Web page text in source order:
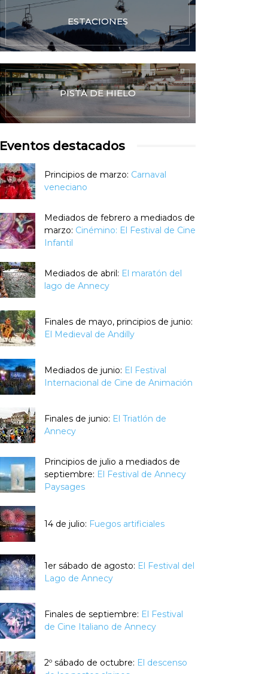
ESTACIONES
PISTA DE HIELO
Eventos destacados
Principios de marzo: Carnaval
veneciano
Mediados de febrero a mediados de
marzo: Cinémino: El Festival de Cine
Infantil
Mediados de abril: El maratón del
lago de Annecy
Finales de mayo, principios de junio:
El Medieval de Andilly
Mediados de junio: El Festival
Internacional de Cine de Animación
Finales de junio: El Triatlón de
Annecy
Principios de julio a mediados de
septiembre: El Festival de Annecy
Paysages
14 de julio: Fuegos artificiales
1er sábado de agosto: El Festival del
Lago de Annecy
Finales de septiembre: El Festival
de Cine Italiano de Annecy
2º sábado de octubre: El descenso